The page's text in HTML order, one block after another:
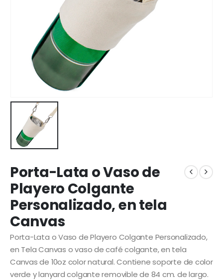
Porta-Lata o Vaso de
Playero Colgante
Personalizado, en tela
Canvas
Porta-Lata o Vaso de Playero Colgante Personalizado,
en Tela Canvas o vaso de café colgante, en tela
Canvas de 10oz color natural. Contiene soporte de color
verde y lanyard colgante removible de 84 cm. de largo.